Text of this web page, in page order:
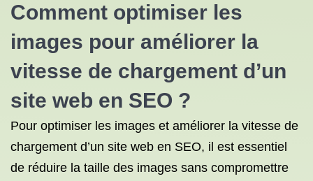
Comment optimiser les
images pour améliorer la
vitesse de chargement d’un
site web en SEO ?
Pour optimiser les images et améliorer la vitesse de
chargement d’un site web en SEO, il est essentiel
de réduire la taille des images sans compromettre